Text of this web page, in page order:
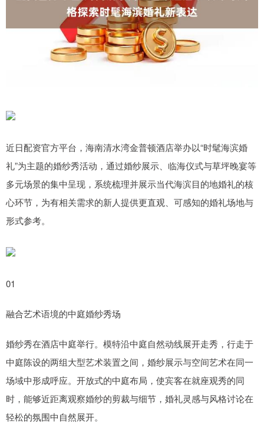
近日配资官方平台，海南清水湾金普顿酒店举办以“时髦海滨婚
礼”为主题的婚纱秀活动，通过婚纱展示、临海仪式与草坪晚宴等
多元场景的集中呈现，系统梳理并展示当代海滨目的地婚礼的核
心环节，为有相关需求的新人提供更直观、可感知的婚礼场地与
形式参考。
01
融合艺术语境的中庭婚纱秀场
婚纱秀在酒店中庭举行。模特沿中庭自然动线展开走秀，行走于
中庭陈设的两组大型艺术装置之间，婚纱展示与空间艺术在同一
场域中形成呼应。开放式的中庭布局，使宾客在就座观秀的同
时，能够近距离观察婚纱的剪裁与细节，婚礼灵感与风格讨论在
轻松的氛围中自然展开。